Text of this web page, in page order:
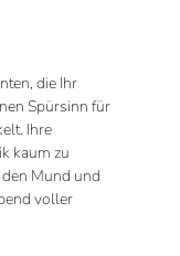
die Ihr
Spürsinn für
Ihre
kaum zu
Mund und
voller